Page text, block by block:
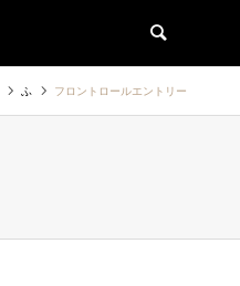
ふ フロントロールエントリー